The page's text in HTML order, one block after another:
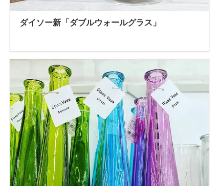
ダイソー新「ダブルウォールグラス」